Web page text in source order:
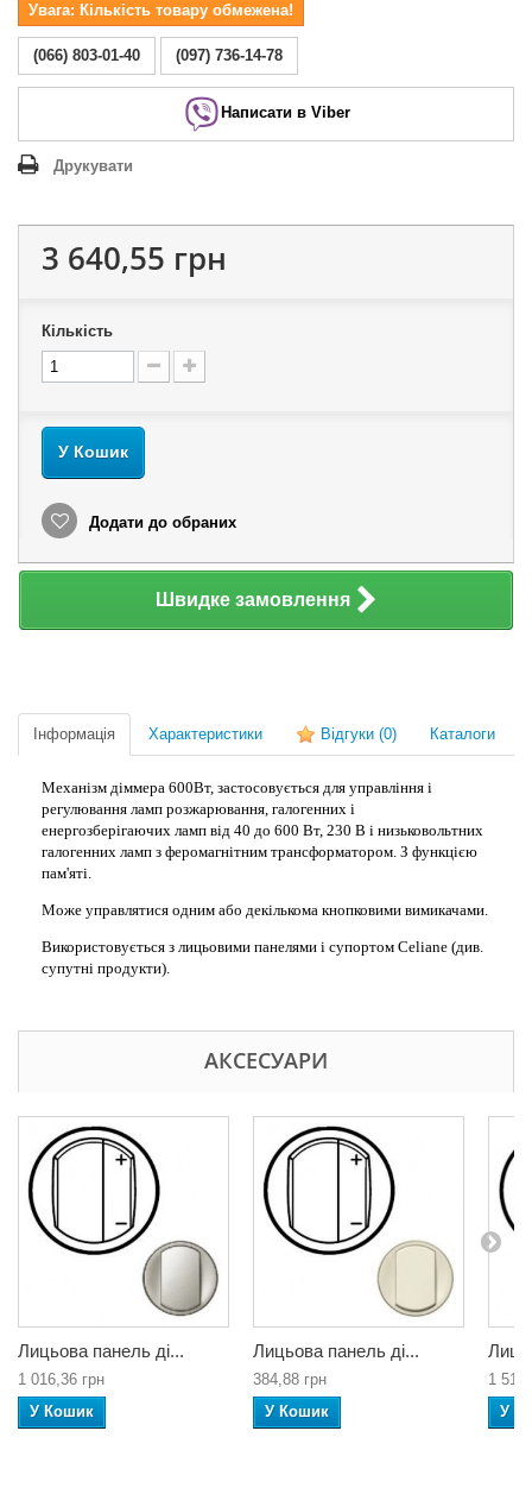
Увага: Кількість товару обмежена!
(066) 803-01-40 (097) 736-14-78
Написати в Viber
Друкувати
3 640,55 грн
Кількість
У Кошик
Додати до обраних
Швидке замовлення
Інформація Характеристики Відгуки (0) Каталоги
Механізм діммера 600Вт, застосовується для управління і
регулювання ламп розжарювання, галогенних і
енергозберігаючих ламп від 40 до 600 Вт, 230 В і низьковольтних
галогенних ламп з феромагнітним трансформатором. З функцією
пам'яті.
Може управлятися одним або декількома кнопковими вимикачами.
Використовується з лицьовими панелями і супортом Celiane (див.
супутні продукти).
АКСЕСУАРИ
Лицьова панель ді...
1 016,36 грн
У Кошик
Лицьова панель ді...
384,88 грн
У Кошик
1
У